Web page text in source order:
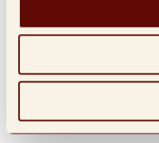
Lien vers instagram